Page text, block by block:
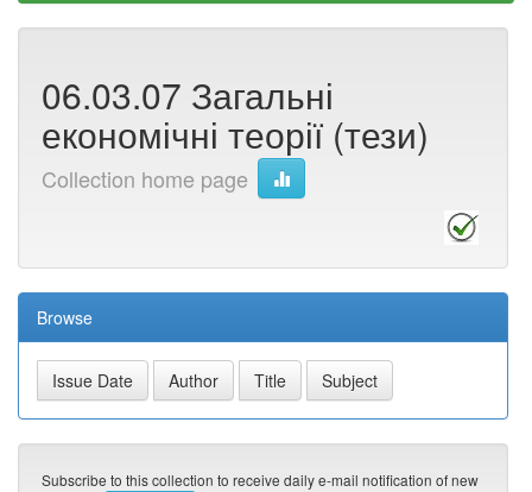
06.03.07 Загальні
економічні теорії (тези)
Collection home page
Browse
Subscribe to this collection to receive daily e-mail notification of new